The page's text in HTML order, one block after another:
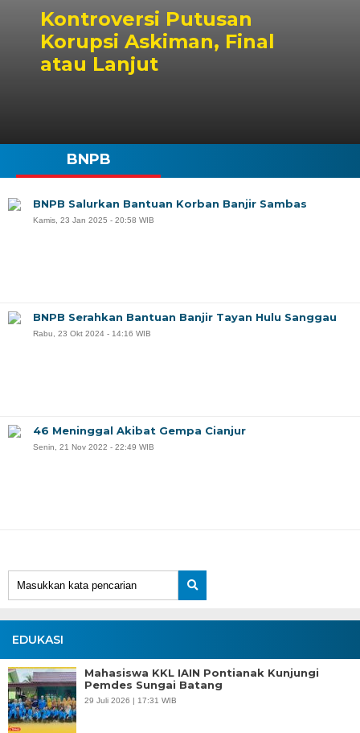
Kontroversi Putusan
Korupsi Askiman, Final
atau Lanjut
EDUKASI
Mahasiswa KKL IAIN Pontianak Kunjungi
Pemdes Sungai Batang
29 Juli 2026 | 17:31 WIB
BNPB
BNPB Salurkan Bantuan Korban Banjir Sambas
Kamis, 23 Jan 2025 - 20:58 WIB
BNPB Serahkan Bantuan Banjir Tayan Hulu Sanggau
Rabu, 23 Okt 2024 - 14:16 WIB
46 Meninggal Akibat Gempa Cianjur
Senin, 21 Nov 2022 - 22:49 WIB